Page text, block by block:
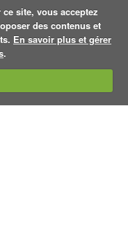
site, vous acceptez
des contenus et
En savoir plus et gérer
.